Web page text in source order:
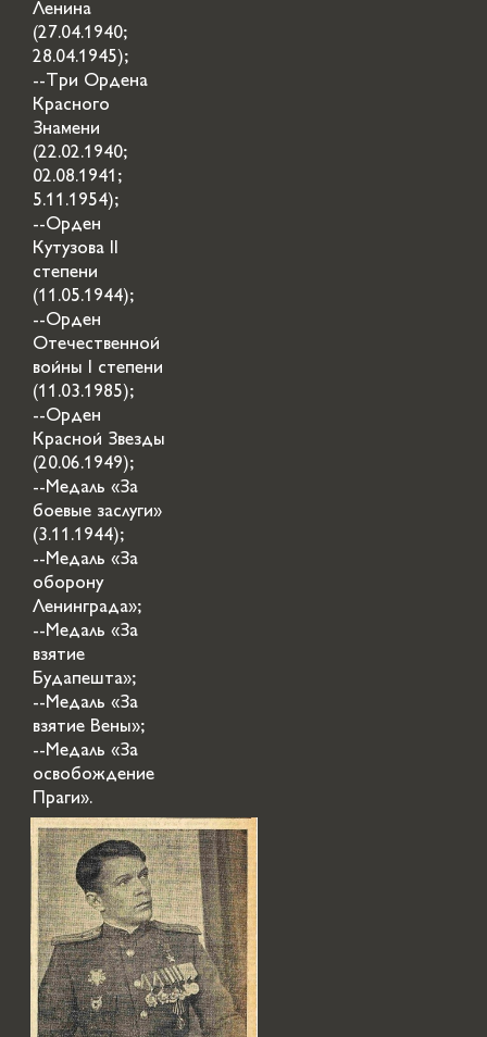
Ленина
(27.04.1940;
28.04.1945);
--Три Ордена
Красного
Знамени
(22.02.1940;
02.08.1941;
5.11.1954);
--Орден
Кутузова II
степени
(11.05.1944);
--Орден
Отечественной
войны I степени
(11.03.1985);
--Орден
Красной Звезды
(20.06.1949);
--Медаль «За
боевые заслуги»
(3.11.1944);
--Медаль «За
оборону
Ленинграда»;
--Медаль «За
взятие
Будапешта»;
--Медаль «За
взятие Вены»;
--Медаль «За
освобождение
Праги».